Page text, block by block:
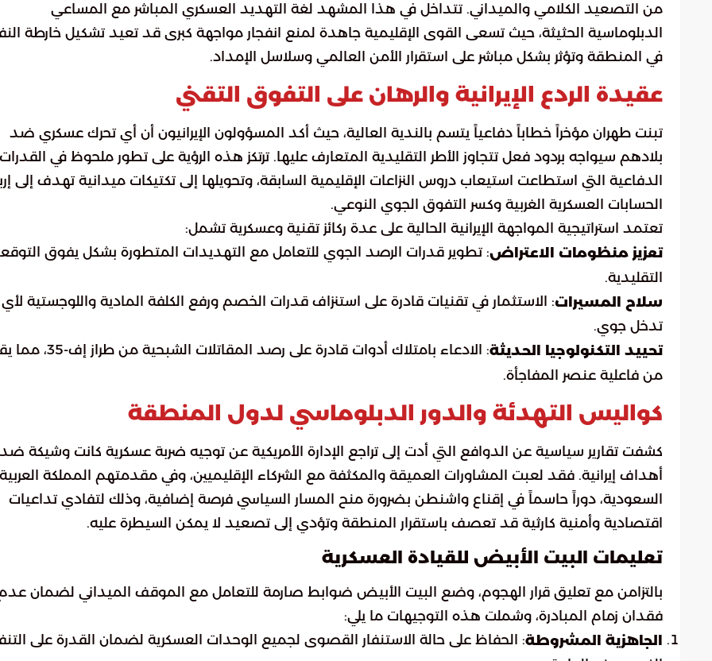
من التصعيد الكلامي والميداني. تتداخل في هذا المشهد لغة التهديد العسكري المباشر مع المساعي
الدبلوماسية الحثيثة، حيث تسعى القوى الإقليمية جاهدة لمنع انفجار مواجهة كبرى قد تعيد تشكيل خارطة
في المنطقة وتؤثر بشكل مباشر على استقرار الأمن العالمي وسلاسل الإمداد.
عقيدة الردع الإيرانية والرهان على التفوق التقني
تبنت طهران مؤخراً خطاباً دفاعياً يتسم بالندية العالية، حيث أكد المسؤولون الإيرانيون أن أي تحرك عسكري ضد
بلادهم سيواجه بردود فعل تتجاوز الأطر التقليدية المتعارف عليها. ترتكز هذه الرؤية على تطور ملحوظ في القدرات
الدفاعية التي استطاعت استيعاب دروس النزاعات الإقليمية السابقة، وتحويلها إلى تكتيكات ميدانية تهدف إلى
الحسابات العسكرية الغربية وكسر التفوق الجوي النوعي.
تعتمد استراتيجية المواجهة الإيرانية الحالية على عدة ركائز تقنية وعسكرية تشمل:
تعزيز منظومات الاعتراض: تطوير قدرات الرصد الجوي للتعامل مع التهديدات المتطورة بشكل يفوق
التقليدية.
سلاح المسيرات: الاستثمار في تقنيات قادرة على استنزاف قدرات الخصم ورفع الكلفة المادية واللوجستية لأي
تدخل جوي.
تحييد التكنولوجيا الحديثة
: الادعاء بامتلاك أدوات قادرة على رصد المقاتلات الشبحية
من فاعلية عنصر المفاجأة.
كواليس التهدئة والدور الدبلوماسي لدول المنطقة
كشفت تقارير سياسية عن الدوافع التي أدت إلى تراجع الإدارة الأمريكية عن توجيه ضربة عسكرية كانت وشيكة ضد
أهداف إيرانية. فقد لعبت المشاورات العميقة والمكثفة مع الشركاء الإقليميين، وفي مقدمتهم المملكة العربية
السعودية، دوراً حاسماً في إقناع واشنطن بضرورة منح المسار السياسي فرصة إضافية، وذلك لتفادي تداعيات
اقتصادية وأمنية كارثية قد تعصف باستقرار المنطقة وتؤدي إلى تصعيد لا يمكن السيطرة عليه.
تعليمات البيت الأبيض للقيادة العسكرية
بالتزامن مع تعليق قرار الهجوم، وضع البيت الأبيض ضوابط صارمة للتعامل مع الموقف الميداني لضمان
فقدان زمام المبادرة، وشملت هذه التوجيهات ما يلي:
الجاهزية المشروطة: الحفاظ على حالة الاستنفار القصوى لجميع الوحدات العسكرية لضمان القدرة على